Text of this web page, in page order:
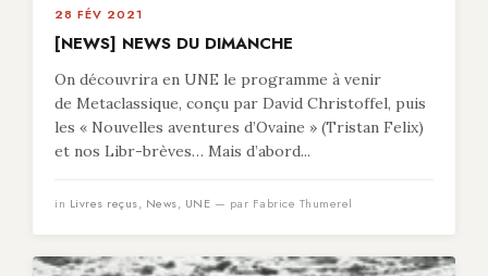
28 FÉV 2021
[NEWS] NEWS DU DIMANCHE
On découvrira en UNE le programme à venir
de Metaclassique, conçu par David Christoffel, puis
les « Nouvelles aventures d’Ovaine » (Tristan Felix)
et nos Libr-brèves… Mais d’abord...
in Livres reçus, News, UNE — par Fabrice Thumerel